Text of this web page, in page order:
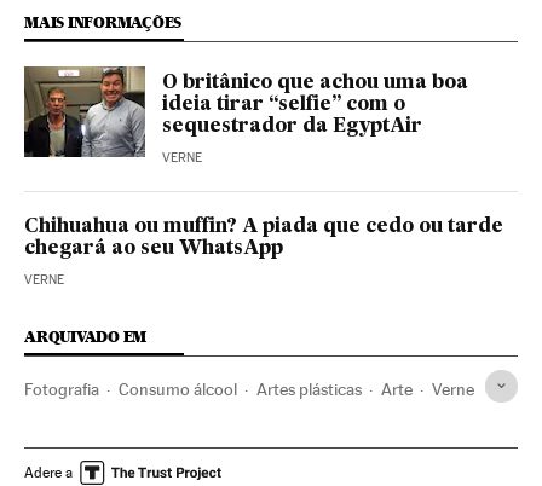
MAIS INFORMAÇÕES
O britânico que achou uma boa
ideia tirar “selfie” com o
sequestrador da EgyptAir
VERNE
Chihuahua ou muffin? A piada que cedo ou tarde
chegará ao seu WhatsApp
VERNE
ARQUIVADO EM
Fotografia Consumo álcool Artes plásticas Arte Verne
Adere a